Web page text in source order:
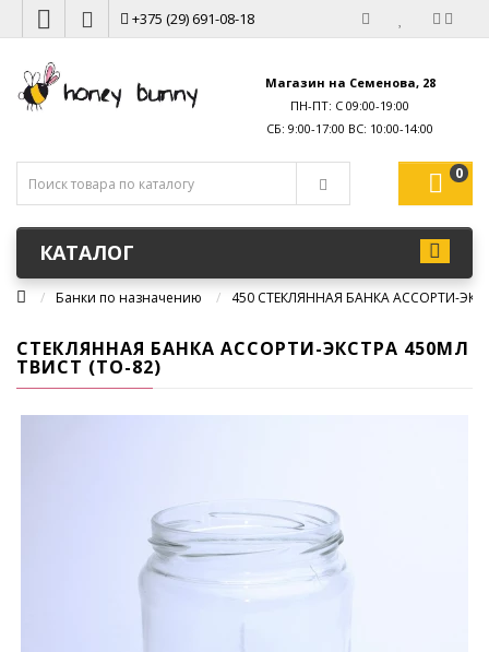
+375 (29) 691-08-18
Магазин на Семенова, 28
ПН-ПТ: С 09:00-19:00
0
КАТАЛОГ
Банки по назначению 450 СТЕКЛЯННАЯ БАНКА АССОРТИ-
СТЕКЛЯННАЯ БАНКА АССОРТИ-ЭКСТРА 450МЛ
ТВИСТ (ТО-82)